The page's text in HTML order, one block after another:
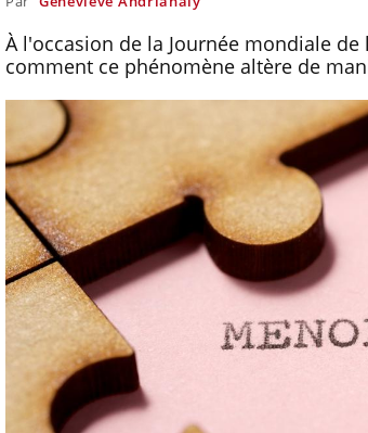
À l'occasion de la Journée mondiale
comment ce phénomène altère de